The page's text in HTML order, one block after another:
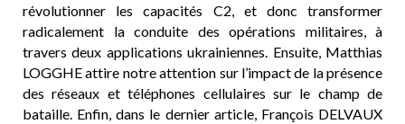
révolutionner les capacités C2, et donc transformer
radicalement la conduite des opérations militaires, à
travers deux applications ukrainiennes. Ensuite, Matthias
LOGGHE attire notre attention sur l’impact de la présence
des réseaux et téléphones cellulaires sur le champ de
bataille. Enfin, dans le dernier article, François DELVAUX